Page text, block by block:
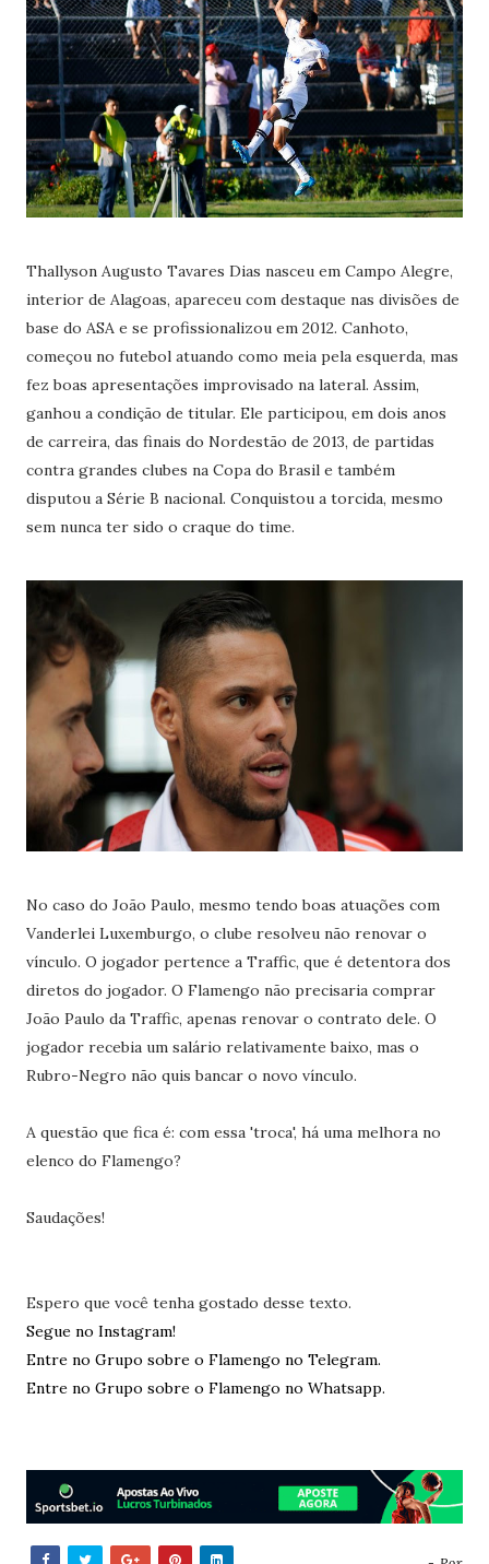
Thallyson Augusto Tavares Dias nasceu em Campo Alegre,
interior de Alagoas, apareceu com destaque nas divisões de
base do ASA e se profissionalizou em 2012. Canhoto,
começou no futebol atuando como meia pela esquerda, mas
fez boas apresentações improvisado na lateral. Assim,
ganhou a condição de titular. Ele participou, em dois anos
de carreira, das finais do Nordestão de 2013, de partidas
contra grandes clubes na Copa do Brasil e também
disputou a Série B nacional. Conquistou a torcida, mesmo
sem nunca ter sido o craque do time.
No caso do João Paulo, mesmo tendo boas atuações com
Vanderlei Luxemburgo, o clube resolveu não renovar o
vínculo. O jogador pertence a Traffic, que é detentora dos
diretos do jogador. O Flamengo não precisaria comprar
João Paulo da Traffic, apenas renovar o contrato dele. O
jogador recebia um salário relativamente baixo, mas o
Rubro-Negro não quis bancar o novo vínculo.
A questão que fica é: com essa 'troca', há uma melhora no
elenco do Flamengo?
Saudações!
Espero que você tenha gostado desse texto.
Segue no Instagram!
Entre no Grupo sobre o Flamengo no Telegram.
Entre no Grupo sobre o Flamengo no Whatsapp.